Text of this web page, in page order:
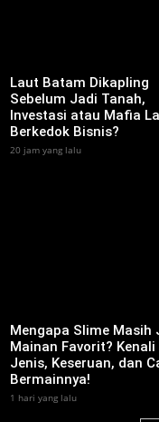
‎Laut Batam Dikapling
Sebelum Jadi Tanah,
Investasi atau Mafia
Berkedok Bisnis?
20 jam yang lalu
Mengapa Slime Masih
Mainan Favorit? Kenali
Jenis, Keseruan, dan
Bermainnya!
1 hari yang lalu